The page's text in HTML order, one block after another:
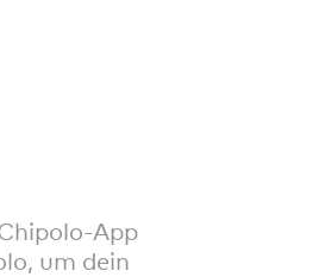
App
um dein